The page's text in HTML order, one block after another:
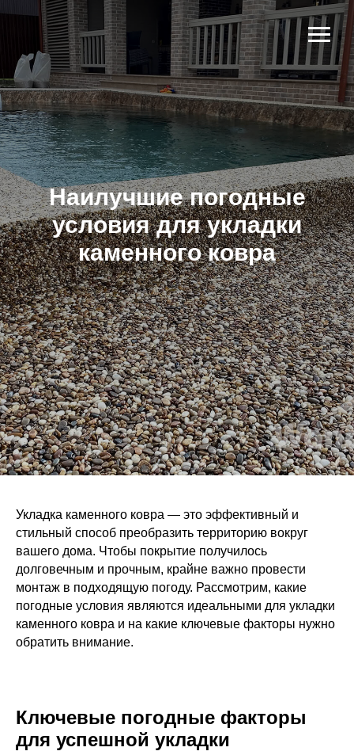
Наилучшие погодные
условия для укладки
каменного ковра
Укладка каменного ковра — это эффективный и
стильный способ преобразить территорию вокруг
вашего дома. Чтобы покрытие получилось
долговечным и прочным, крайне важно провести
монтаж в подходящую погоду. Рассмотрим, какие
погодные условия являются идеальными для укладки
каменного ковра и на какие ключевые факторы нужно
обратить внимание.
Ключевые погодные факторы
для успешной укладки